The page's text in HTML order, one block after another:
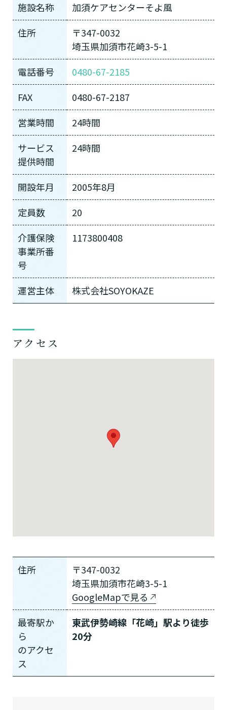
施設名称
加須ケアセンターそよ風
住所
〒347-0032
埼玉県加須市花崎3-5-1
電話番号
0480-67-2185
FAX
0480-67-2187
営業時間
24時間
サービス
提供時間
24時間
開設年月
2005年8月
定員数
20
介護保険
事業所番
号
1173800408
運営主体 株式会社SOYOKAZE
アクセス
住所
〒347-0032
埼玉県加須市花崎3-5-1
GoogleMapで見る
最寄駅か
ら
のアクセ
ス
東武伊勢崎線「花崎」駅より徒歩
20分